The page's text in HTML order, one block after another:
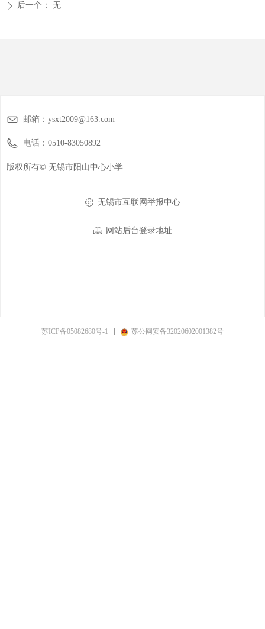
ꄲ 后一个： 无
邮箱： ysxt2009@163.com
电话： 0510-83050892
版权所有© 无锡市阳山中心小学
ꂉ 无锡市互联网举报中心
ꁡ 网站后台登录地址
苏ICP备05082680号-1 苏公网安备32020602001382号